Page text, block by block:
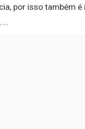
por isso também